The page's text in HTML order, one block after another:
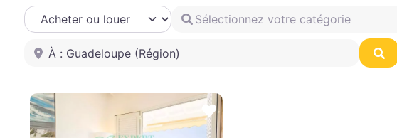
Select search type Sélectionnez votre catégorie
Sélectionnez votre ville
Favoris